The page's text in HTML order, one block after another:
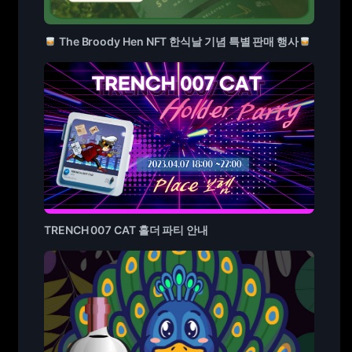
The Broody Hen NFT 한식날 기념 특별 판매 행사
TRENCH 007 CAT 홀더 파티 안내